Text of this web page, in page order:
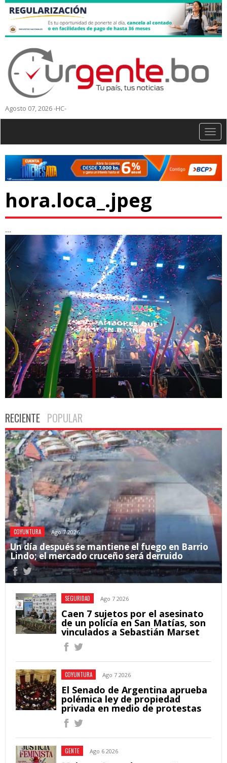
Agosto 07, 2026 -HC-
hora.loca_.jpeg
...
RECIENTE POPULAR
COYUNTURA Ago 7 2026
Un día después se mantiene el fuego en Barrio
Lindo; el mercado cruceño será derruido
SEGURIDAD Ago 7 2026
Caen 7 sujetos por el asesinato
de un policía en San Matías, son
vinculados a Sebastián Marset
COYUNTURA Ago 7 2026
El Senado de Argentina aprueba
polémica ley de propiedad
privada en medio de protestas
GENTE Ago 6 2026